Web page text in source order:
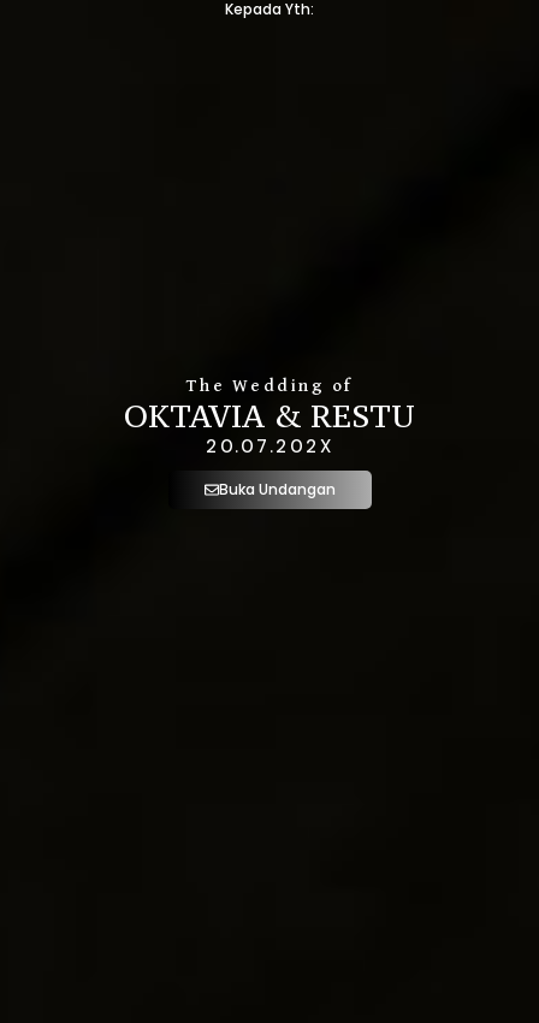
Kepada Yth:
The Wedding of
OKTAVIA & RESTU
20.07.202X
Buka Undangan